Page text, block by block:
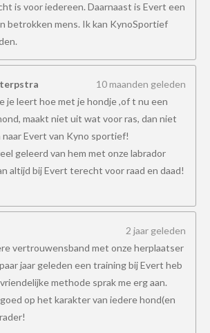
is voor iedereen. Daarnaast is Evert een
betrokken mens. Ik kan KynoSportief
terpstra
10 maanden geleden
je leert hoe met je hondje ,of t nu een
maakt niet uit wat voor ras, dan niet
naar Evert van Kyno sportief!
geleerd van hem met onze labrador
altijd bij Evert terecht voor raad en daad!
2 jaar geleden
vertrouwensband met onze herplaatser
jaar geleden een training bij Evert heb
methode sprak me erg aan.
op het karakter van iedere hond(en